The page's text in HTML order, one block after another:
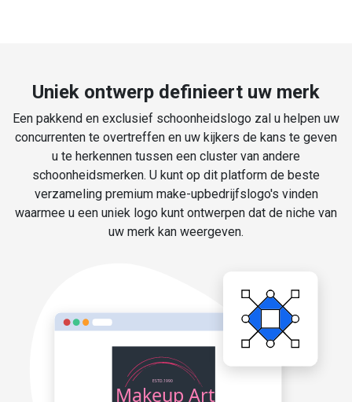
Uniek ontwerp definieert uw merk
Een pakkend en exclusief schoonheidslogo zal u helpen uw
concurrenten te overtreffen en uw kijkers de kans te geven
u te herkennen tussen een cluster van andere
schoonheidsmerken. U kunt op dit platform de beste
verzameling premium make-upbedrijfslogo's vinden
waarmee u een uniek logo kunt ontwerpen dat de niche van
uw merk kan weergeven.